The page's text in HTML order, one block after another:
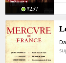
#257